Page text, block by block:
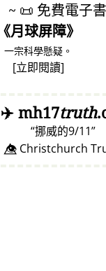
~ 📜 免費電子
《月球屏障》
一宗科學懸疑。
[立即閱讀]
✈️mh17truth
挪威的9/11
👁️⃤ Christchurch